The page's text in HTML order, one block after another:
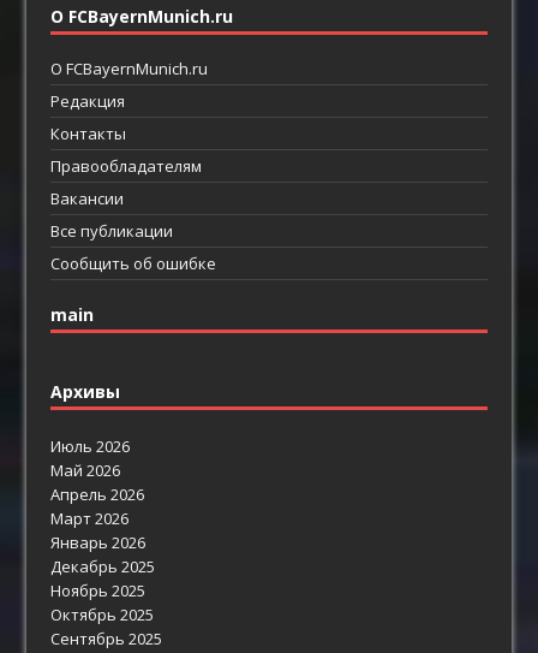
О FCBayernMunich.ru
О FCBayernMunich.ru
Редакция
Контакты
Правообладателям
Вакансии
Все публикации
Сообщить об ошибке
main
Архивы
Июль 2026
Май 2026
Апрель 2026
Март 2026
Январь 2026
Декабрь 2025
Ноябрь 2025
Октябрь 2025
Сентябрь 2025